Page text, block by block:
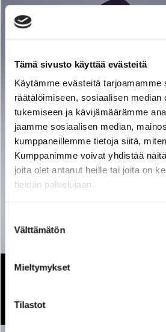
Tämä sivusto käyttää evästeitä
Käytämme evästeitä tarjoamamme
räätälöimiseen, sosiaalisen median
tukemiseen ja kävijämäärämme
jaamme sosiaalisen median,
kumppaneillemme tietoja siitä,
Kumppanimme voivat yhdistää
joita olet antanut heille tai joita on
heidän palvelujaan.
valinta
Välttämätön
Mieltymykset
Tilastot
01.09.2026